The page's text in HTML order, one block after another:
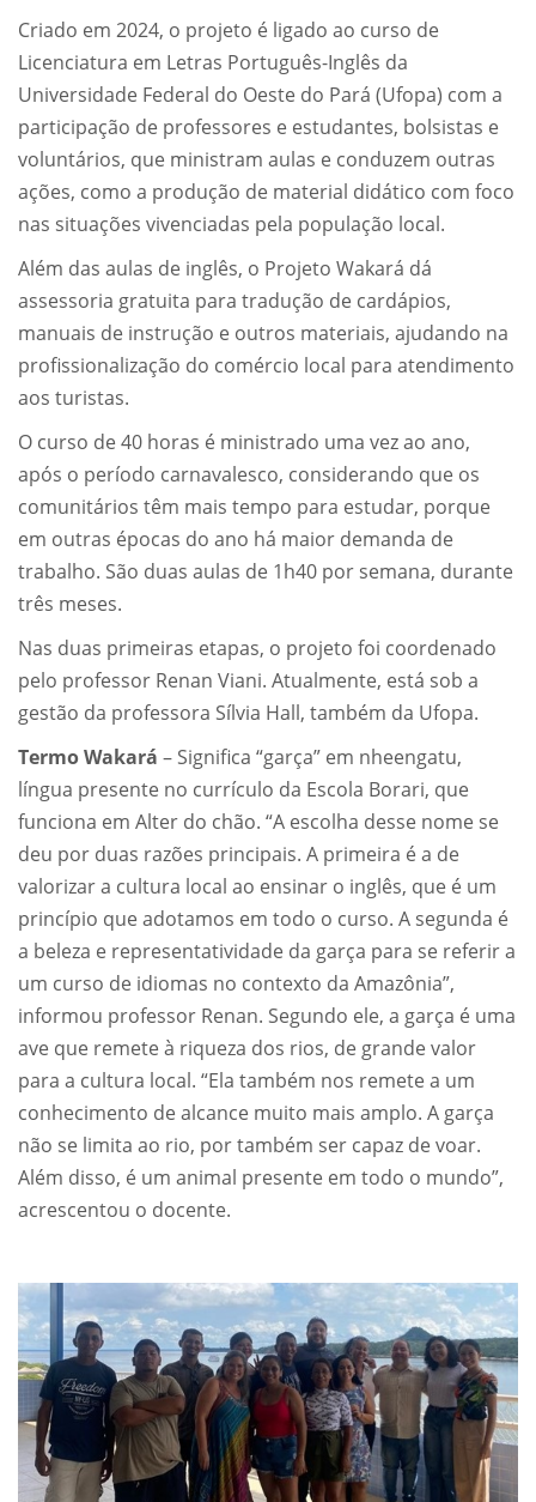
Criado em 2024, o projeto é ligado ao curso de
Licenciatura em Letras Português-Inglês da
Universidade Federal do Oeste do Pará (Ufopa) com a
participação de professores e estudantes, bolsistas e
voluntários, que ministram aulas e conduzem outras
ações, como a produção de material didático com foco
nas situações vivenciadas pela população local.
Além das aulas de inglês, o Projeto Wakará dá
assessoria gratuita para tradução de cardápios,
manuais de instrução e outros materiais, ajudando na
profissionalização do comércio local para atendimento
aos turistas.
O curso de 40 horas é ministrado uma vez ao ano,
após o período carnavalesco, considerando que os
comunitários têm mais tempo para estudar, porque
em outras épocas do ano há maior demanda de
trabalho. São duas aulas de 1h40 por semana, durante
três meses.
Nas duas primeiras etapas, o projeto foi coordenado
pelo professor Renan Viani. Atualmente, está sob a
gestão da professora Sílvia Hall, também da Ufopa.
Termo Wakará – Significa “garça” em nheengatu,
língua presente no currículo da Escola Borari, que
funciona em Alter do chão. “A escolha desse nome se
deu por duas razões principais. A primeira é a de
valorizar a cultura local ao ensinar o inglês, que é um
princípio que adotamos em todo o curso. A segunda é
a beleza e representatividade da garça para se referir a
um curso de idiomas no contexto da Amazônia”,
informou professor Renan. Segundo ele, a garça é uma
ave que remete à riqueza dos rios, de grande valor
para a cultura local. “Ela também nos remete a um
conhecimento de alcance muito mais amplo. A garça
não se limita ao rio, por também ser capaz de voar.
Além disso, é um animal presente em todo o mundo”,
acrescentou o docente.